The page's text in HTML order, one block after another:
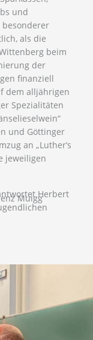
und
besonderer
als die
beim
der
finanziell
dem alljährigen
Spezialitäten
und Göttinger
an „Luther’s
jeweiligen
MuiggHerbert